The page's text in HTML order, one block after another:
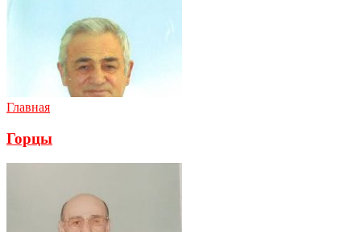
Главная
Горцы